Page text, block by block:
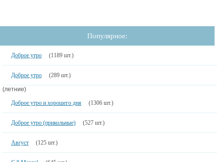
Популярное:
Доброе утро (1189 шт.)
Доброе утро (289 шт.)
(летние)
Доброе утро и хорошего дня
(1306 шт.)
Доброе утро (прикольные) (527 шт.)
Август (125 шт.)